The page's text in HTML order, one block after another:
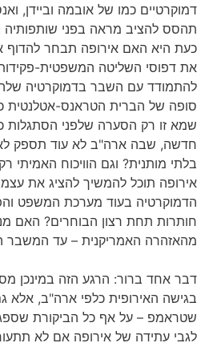
דמוקרטיים כמו של אובמה וביידן,
תהסס להציב מראה בפני שותפותיה
כעת היא האם אירופה תבחר להדוף
את דפוסי השליטה המשפטית-
להתמודד עם השבר בדמוקרטיה
סופה של הברית הטראנס-אטלנטית
שמא זו רק הסערה שלפני הסתגלות
חדשה, שבה ארה"ב לא עוד תספק
בלתי מותנית? וגם הוויכוח האמיתי
אירופה תוכל להמשיך להציג את
הדמוקרטיה בעוד מערכת המשפט
חותרות תחת רצון הבוחרים? האם
מהאזהרה האמריקנית – עד המשבר
דבר אחד ברור: הרגע הזה במינכן
בגישה האירופית כלפי ארה"ב, אלא
שטראמפ – על אף כל הביקורת שספג
לגבי עתידה של אירופה אם לא